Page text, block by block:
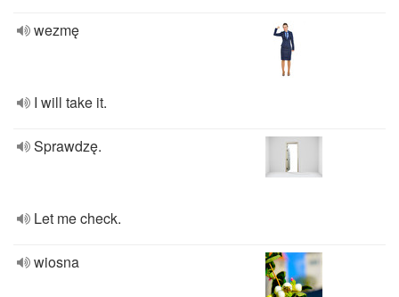
wezmę
I will take it.
Sprawdzę.
Let me check.
wiosna